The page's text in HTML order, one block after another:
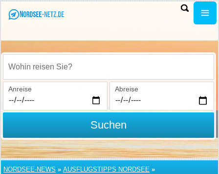
Wohin reisen Sie?
Anreise Abreise
Suchen
NORDSEE-NEWS » AUSFLUGSTIPPS NORDSEE »